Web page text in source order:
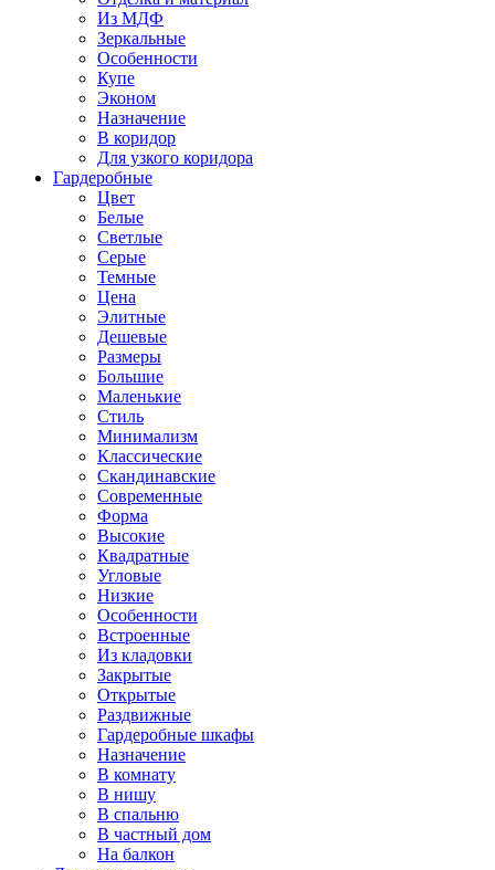
Из МДФ
Зеркальные
Особенности
Купе
Эконом
Назначение
В коридор
Для узкого коридора
Гардеробные
Цвет
Белые
Светлые
Серые
Темные
Цена
Элитные
Дешевые
Размеры
Большие
Маленькие
Стиль
Минимализм
Классические
Скандинавские
Современные
Форма
Высокие
Квадратные
Угловые
Низкие
Особенности
Встроенные
Из кладовки
Закрытые
Открытые
Раздвижные
Гардеробные шкафы
Назначение
В комнату
В нишу
В спальню
В частный дом
На балкон